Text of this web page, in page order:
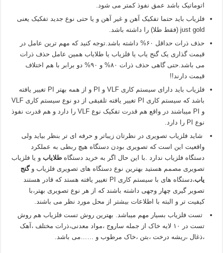
اتوماتیک باشد عمق نفوذ کمتر می شود.
فلزیاب باید حتما تفکیک آهن و غیر آهن و یا حتی نوع جدید تفکیک یعنی
just gold (فقط طلا) را داشته باشد.
حذف ذرات حداقل ۶۰% داشته باشد.توجه کنید که مهم ترین عامل در
قیمت گذاری یک گنج یاب یا فلزیاب یا طلایاب همین عامل حذف ذرات
می باشد.حتی گاهی حذف ذرات ۸۰% و ۹۰% دو برابر با هم اختلاف
قیمت دارند!!
فلزیاب باید دارای سیستم کاری VLF و PI و از همه بهتر PI تغییر یافته
باشد که سیستم کاری PI تغییر یافته تلفیقی از دو نوع سیستم کاری VLF
و PI میباشند در واقع هم قدرت تفکیک نوع VLF را دارد و هم قدرت نفوذ
نوع PI را دارد.
شاید فلزیاب تصویری در نظرتان زیباتر و حرفه ای تر بنظر بیاید ولی
واقعیت این است که تصویری بودن دستگاه هیچ ربطی به عملکرد
دستگاه فلزیاب ندارد .با این حال اگر به خرید دستگاهطلایاب و یا فلزیاب
تصویری مصمم هستید بهترین نوع دستگاه های تصویری فلزیاب وگنج
یاب
،دستگاه های با سیستم کاری PI تغییر یافته هستد که قادر هستند
تصویر گیری چهار وجهی داشته باشند که از هر نوع تصویری بهتر،با
کیفیت تر و البته با اطلاعات بیشتر از محل مورد نظر می باشند.
تست فلزیاب بسیار مهم میباشد. بهترین روش تست فلزیاب هم روش
تست در ۱۰ لایه خاک از جمله ساروج ،مواد معدنی،ذرات مختلف ،آهک
،ذغال ،ریشه درخت ،بتن ،خاک مرطوب و ……می باشد.